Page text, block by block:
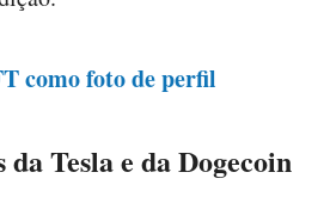
como foto de perfil
Tesla e da Dogecoin